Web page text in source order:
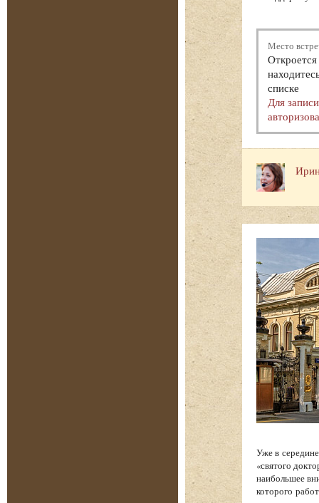
Место
списке
Для
Уже в
«святого
наибольшее
которого